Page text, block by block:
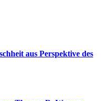
aus Perspektive des